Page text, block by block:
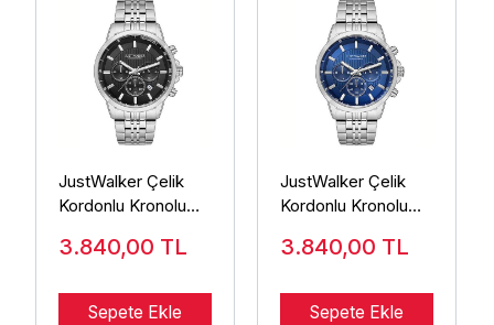
JustWalker Çelik
Kordonlu Kronolu
J01W705 SB
3.840,00 TL
Sepete Ekle
JustWalker Çelik
Kordonlu Kronolu
J01W705 SL
3.840,00 TL
Sepete Ekle